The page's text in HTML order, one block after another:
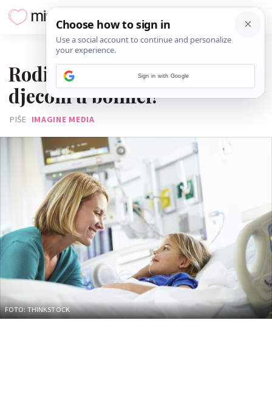
Roditelji trebaju biti s
djecom u bolnici!
PIŠE IMAGINE MEDIA
FOTO: THINKSTOCK
Sign in with Google